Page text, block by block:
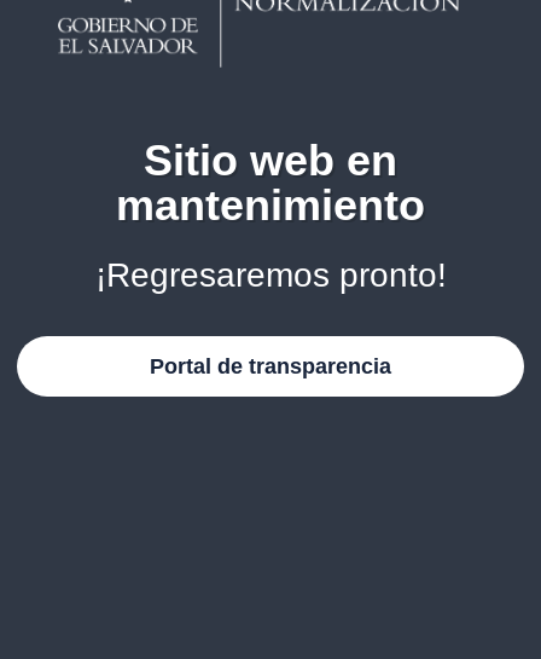
Sitio web en
mantenimiento
¡Regresaremos pronto!
Portal de transparencia